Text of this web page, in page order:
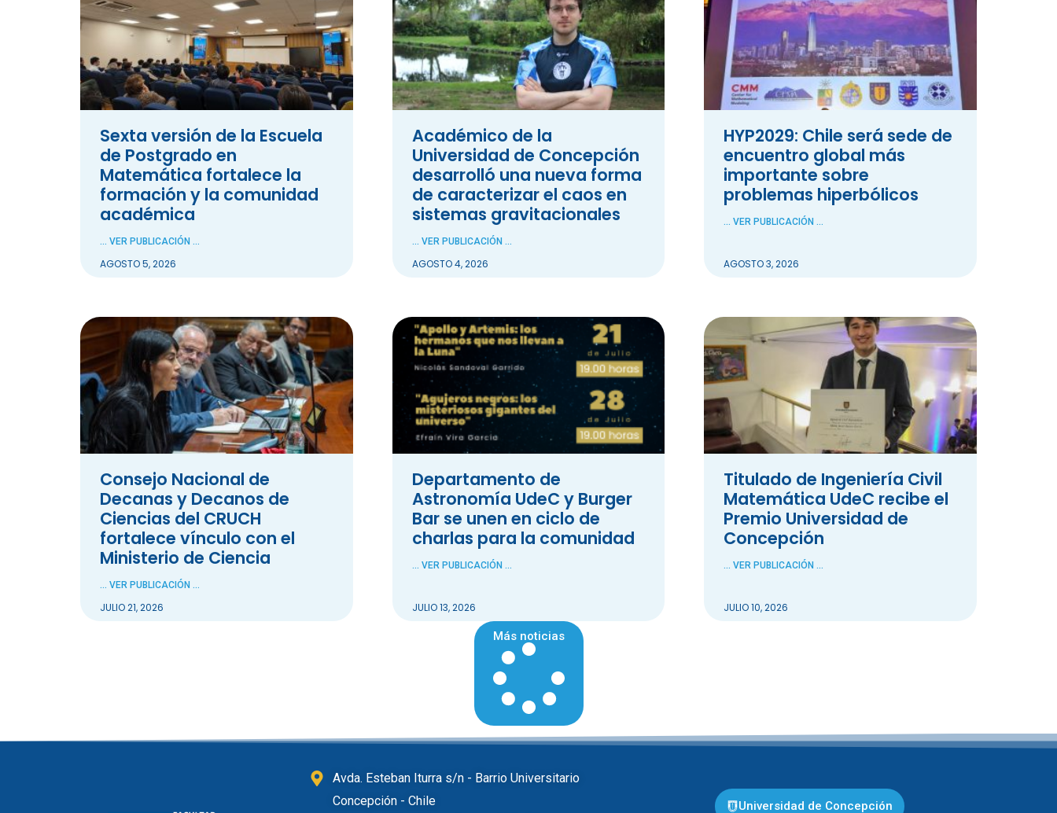
Sexta versión de la Escuela
de Postgrado en
Matemática fortalece la
formación y la comunidad
académica
... VER PUBLICACIÓN ...
AGOSTO 5, 2026
Académico de la
Universidad de Concepción
desarrolló una nueva forma
de caracterizar el caos en
sistemas gravitacionales
... VER PUBLICACIÓN ...
AGOSTO 4, 2026
HYP2029: Chile será sede de
encuentro global más
importante sobre
problemas hiperbólicos
... VER PUBLICACIÓN ...
AGOSTO 3, 2026
Consejo Nacional de
Decanas y Decanos de
Ciencias del CRUCH
fortalece vínculo con el
Ministerio de Ciencia
... VER PUBLICACIÓN ...
JULIO 21, 2026
Departamento de
Astronomía UdeC y Burger
Bar se unen en ciclo de
charlas para la comunidad
... VER PUBLICACIÓN ...
JULIO 13, 2026
Titulado de Ingeniería Civil
Matemática UdeC recibe el
Premio Universidad de
Concepción
... VER PUBLICACIÓN ...
JULIO 10, 2026
Más noticias
Avda. Esteban Iturra s/n - Barrio Universitario
Concepción - Chile
Universidad de Concepción